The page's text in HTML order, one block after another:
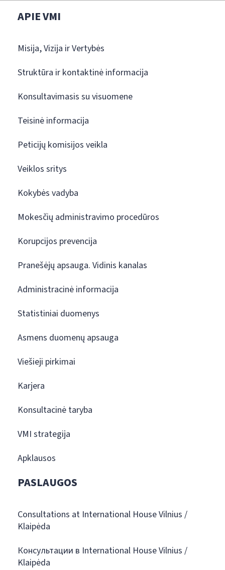
APIE VMI
Misija, Vizija ir Vertybės
Struktūra ir kontaktinė informacija
Konsultavimasis su visuomene
Teisinė informacija
Peticijų komisijos veikla
Veiklos sritys
Kokybės vadyba
Mokesčių administravimo procedūros
Korupcijos prevencija
Pranešėjų apsauga. Vidinis kanalas
Administracinė informacija
Statistiniai duomenys
Asmens duomenų apsauga
Viešieji pirkimai
Karjera
Konsultacinė taryba
VMI strategija
Apklausos
PASLAUGOS
Consultations at International House Vilnius /
Klaipėda
Консультации в International House Vilnius /
Klaipėda